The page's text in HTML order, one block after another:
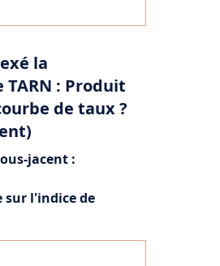
la
: Produit
de taux ?
jacent :
l'indice de